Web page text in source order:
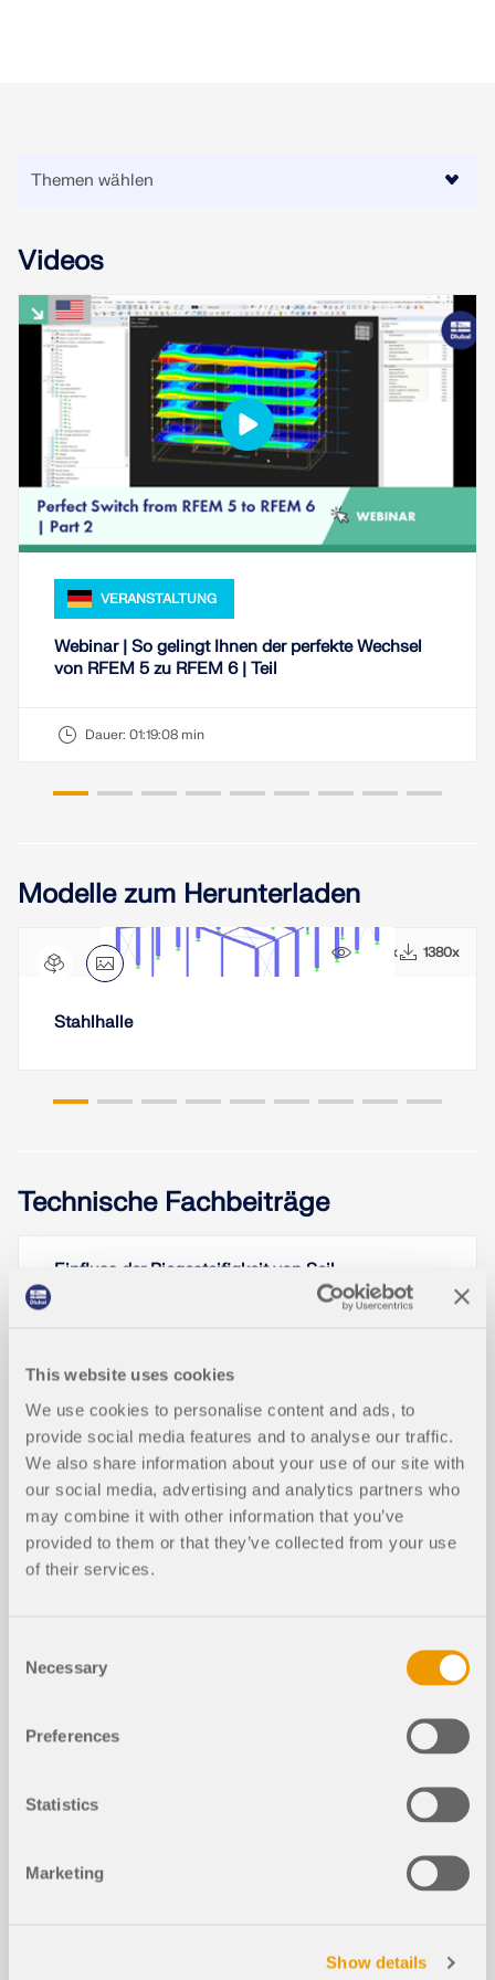
This website uses cookies
We use cookies to personalise content and ads, to
provide social media features and to analyse our traffic.
We also share information about your use of our site with
our social media, advertising and analytics partners who
may combine it with other information that you’ve
provided to them or that they’ve collected from your use
of their services.
Selection
Necessary
Preferences
Statistics
Marketing
Show details
Überholte Produkte
Videos
VERANSTALTUNG
Webinar | So gelingt Ihnen der perfekte Wechsel
von RFEM 5 zu RFEM 6 | Teil
Dauer: 01:19:08 min
Modelle zum Herunterladen
9464x 1380x
Stahlhalle
Technische Fachbeiträge
Einfluss der Biegesteifigkeit von Seil
Biegesteifigkeit von Seilen auf deren Schnittgrößen
dargestellt und erläutert. Außerdem werden
Stabilitätsrichtlinien der CSA S16:19